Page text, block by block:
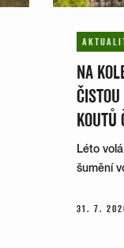
NA
KOUTŮ
Léto
šumění
31. 7.